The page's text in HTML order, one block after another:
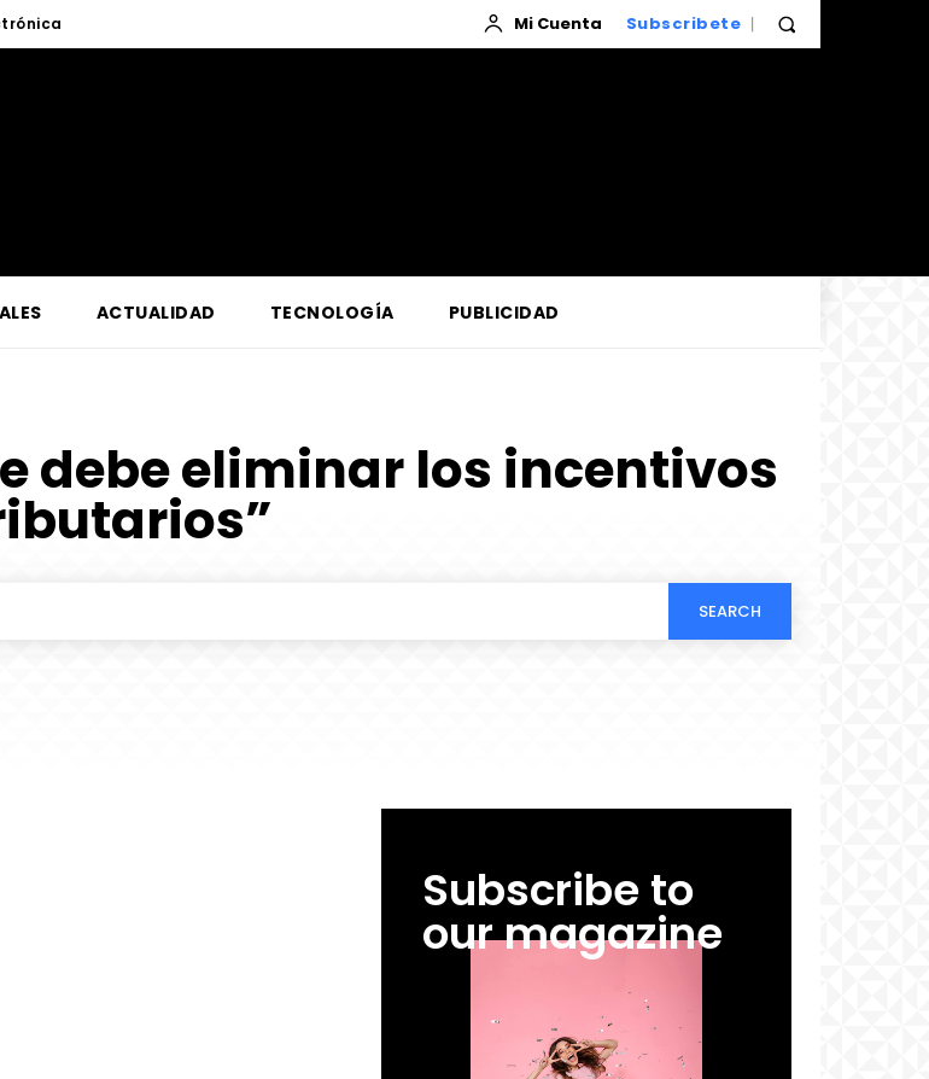
Mi Cuenta Subscribete
ACTUALIDAD TECNOLOGÍA PUBLICIDAD
debe eliminar los incentivos
SEARCH
Subscribe to
our magazine